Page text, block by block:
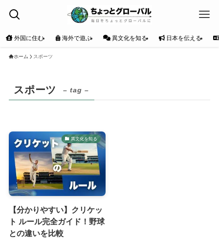
外国に住む 海外で遊ぶ 異文化を知る 日本を伝える
ホーム スポーツ
スポーツ – tag –
異文化を知る
【分かりやすい】クリケッ
ト ルール完全ガイド！野球
との違いを比較